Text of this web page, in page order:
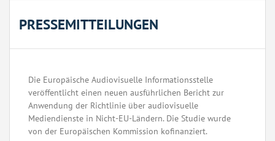
PRESSEMITTEILUNGEN
Die Europäische Audiovisuelle Informationsstelle
veröffentlicht einen neuen ausführlichen Bericht zur
Anwendung der Richtlinie über audiovisuelle
Mediendienste in Nicht-EU-Ländern. Die Studie wurde
von der Europäischen Kommission kofinanziert.